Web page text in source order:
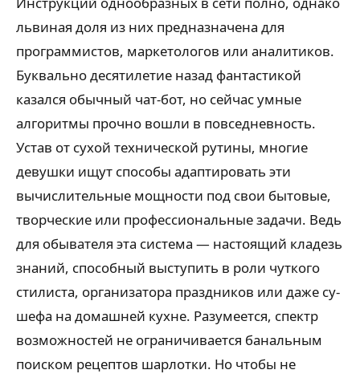
львиная доля из них предназначена для
программистов, маркетологов или аналитиков.
Буквально десятилетие назад фантастикой
казался обычный чат-бот, но сейчас умные
алгоритмы прочно вошли в повседневность.
Устав от сухой технической рутины, многие
девушки ищут способы адаптировать эти
вычислительные мощности под свои бытовые,
творческие или профессиональные задачи. Ведь
для обывателя эта система — настоящий кладезь
знаний, способный выступить в роли чуткого
стилиста, организатора праздников или даже су-
шефа на домашней кухне. Разумеется, спектр
возможностей не ограничивается банальным
поиском рецептов шарлотки. Но чтобы не